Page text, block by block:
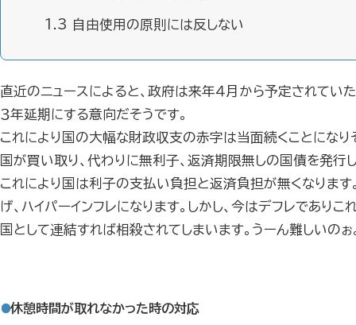
1.3 自由使用の原則には反しない
直近のニュースによると、政府は来年４月から予定されてい
３年延期にする意向だそうです。
これにより国の大幅な財政収支の赤字は当面続くことにな
国が買い取り、代わりに無利子、返済期限無しの国債を発
これにより国は利子の支払い負担と返済負担が無くなりま
げ、ハイパーインフレになります。しかし、今はデフレであ
国として連結すれば相殺されてしまいます。うーん難しいのぉ。
休憩時間が取れなかった時の対応